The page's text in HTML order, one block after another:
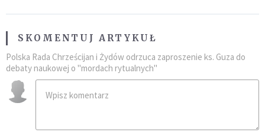
SKOMENTUJ ARTYKUŁ
Polska Rada Chrześcijan i Żydów odrzuca zaproszenie ks. Guza do
debaty naukowej o "mordach rytualnych"